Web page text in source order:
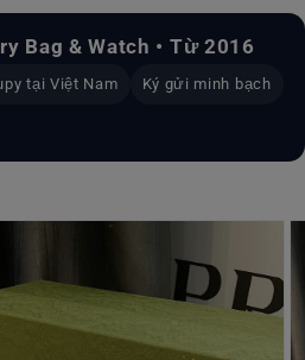
Bag & Watch • Từ 2016
tại Việt Nam Ký gửi minh bạch